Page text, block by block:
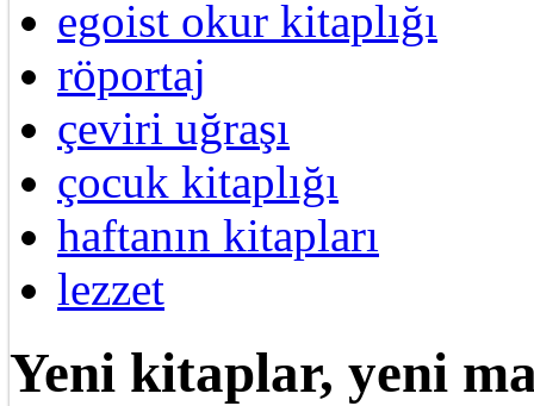
egoist okur kitaplığı
röportaj
çeviri uğraşı
çocuk kitaplığı
haftanın kitapları
lezzet
Yeni kitaplar, yeni